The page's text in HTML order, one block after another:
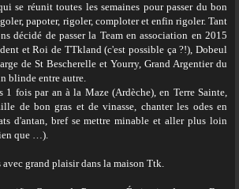
se réunit toutes les semaines pour passer du bon
papoter, rigoler, comploter et enfin rigoler. Tant
décidé de passer la Team en association en 2015
et Roi de TTkland (c'est possible ça ?!), Dobeul
de St Bescherelle et Yourry, Grand Argentier du
blinde entre autre.
1 fois par an à la Maze (Ardèche), en Terre Sainte,
de bon gras et de vinasse, chanter les odes en
d'antan, bref se mettre minable et aller plus loin
que …).
grand plaisir dans la maison Ttk.